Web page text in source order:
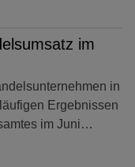
im
in
Ergebnissen
im Juni…